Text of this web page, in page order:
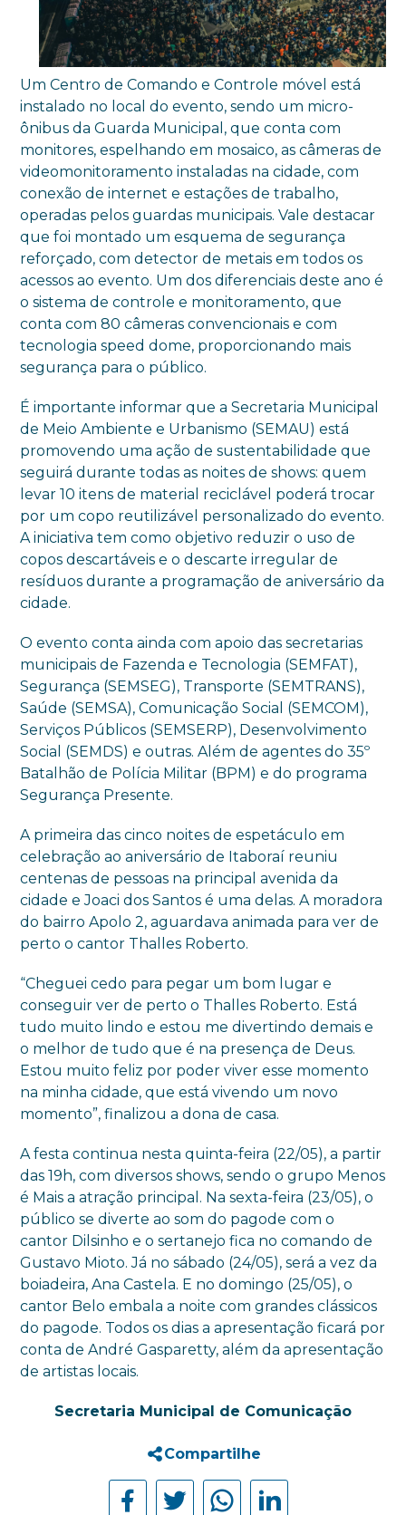
Um Centro de Comando e Controle móvel está
instalado no local do evento, sendo um micro-
ônibus da Guarda Municipal, que conta com
monitores, espelhando em mosaico, as câmeras de
videomonitoramento instaladas na cidade, com
conexão de internet e estações de trabalho,
operadas pelos guardas municipais. Vale destacar
que foi montado um esquema de segurança
reforçado, com detector de metais em todos os
acessos ao evento. Um dos diferenciais deste ano é
o sistema de controle e monitoramento, que
conta com 80 câmeras convencionais e com
tecnologia speed dome, proporcionando mais
segurança para o público.
É importante informar que a Secretaria Municipal
de Meio Ambiente e Urbanismo (SEMAU) está
promovendo uma ação de sustentabilidade que
seguirá durante todas as noites de shows: quem
levar 10 itens de material reciclável poderá trocar
por um copo reutilizável personalizado do evento.
A iniciativa tem como objetivo reduzir o uso de
copos descartáveis e o descarte irregular de
resíduos durante a programação de aniversário da
cidade.
O evento conta ainda com apoio das secretarias
municipais de Fazenda e Tecnologia (SEMFAT),
Segurança (SEMSEG), Transporte (SEMTRANS),
Saúde (SEMSA), Comunicação Social (SEMCOM),
Serviços Públicos (SEMSERP), Desenvolvimento
Social (SEMDS) e outras. Além de agentes do 35º
Batalhão de Polícia Militar (BPM) e do programa
Segurança Presente.
A primeira das cinco noites de espetáculo em
celebração ao aniversário de Itaboraí reuniu
centenas de pessoas na principal avenida da
cidade e Joaci dos Santos é uma delas. A moradora
do bairro Apolo 2, aguardava animada para ver de
perto o cantor Thalles Roberto.
“Cheguei cedo para pegar um bom lugar e
conseguir ver de perto o Thalles Roberto. Está
tudo muito lindo e estou me divertindo demais e
o melhor de tudo que é na presença de Deus.
Estou muito feliz por poder viver esse momento
na minha cidade, que está vivendo um novo
momento”, finalizou a dona de casa.
A festa continua nesta quinta-feira (22/05), a partir
das 19h, com diversos shows, sendo o grupo Menos
é Mais a atração principal. Na sexta-feira (23/05), o
público se diverte ao som do pagode com o
cantor Dilsinho e o sertanejo fica no comando de
Gustavo Mioto. Já no sábado (24/05), será a vez da
boiadeira, Ana Castela. E no domingo (25/05), o
cantor Belo embala a noite com grandes clássicos
do pagode. Todos os dias a apresentação ficará por
conta de André Gasparetty, além da apresentação
de artistas locais.
Secretaria Municipal de Comunicação
Compartilhe